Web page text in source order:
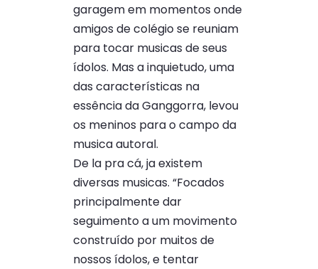
garagem em momentos onde
amigos de colégio se reuniam
para tocar musicas de seus
ídolos. Mas a inquietudo, uma
das características na
essência da Ganggorra, levou
os meninos para o campo da
musica autoral.
De la pra cá, ja existem
diversas musicas. “Focados
principalmente dar
seguimento a um movimento
construído por muitos de
nossos ídolos, e tentar